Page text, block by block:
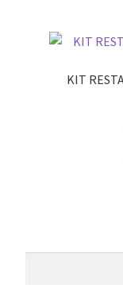
KIT